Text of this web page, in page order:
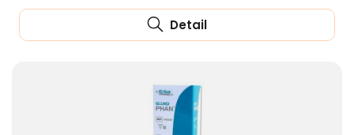
Detail